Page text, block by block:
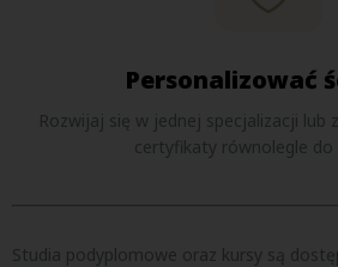
Personalizować
Rozwijaj się w jednej specjalizacji lub
certyfikaty równolegle do
Studia podyplomowe oraz kursy są